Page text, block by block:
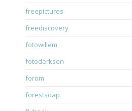
freepictures
freediscovery
fotowillem
fotoderksen
forom
forestsoap